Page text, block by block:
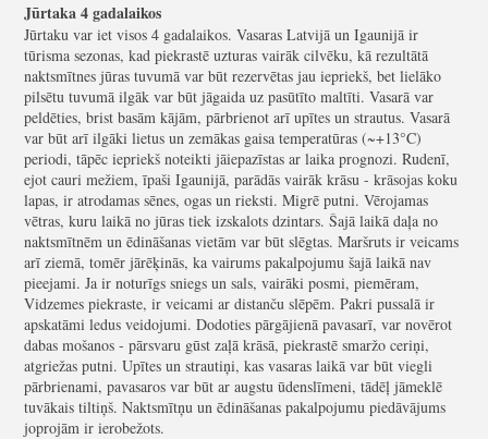
Jūrtaka 4 gadalaikos
Jūrtaku var iet visos 4 gadalaikos. Vasaras Latvijā un Igaunijā ir
tūrisma sezonas, kad piekrastē uzturas vairāk cilvēku, kā rezultātā
naktsmītnes jūras tuvumā var būt rezervētas jau iepriekš, bet lielāko
pilsētu tuvumā ilgāk var būt jāgaida uz pasūtīto maltīti. Vasarā var
peldēties, brist basām kājām, pārbrienot arī upītes un strautus. Vasarā
var būt arī ilgāki lietus un zemākas gaisa temperatūras (~+13°C)
periodi, tāpēc iepriekš noteikti jāiepazīstas ar laika prognozi. Rudenī,
ejot cauri mežiem, īpaši Igaunijā, parādās vairāk krāsu - krāsojas koku
lapas, ir atrodamas sēnes, ogas un rieksti. Migrē putni. Vērojamas
vētras, kuru laikā no jūras tiek izskalots dzintars. Šajā laikā daļa no
naktsmītnēm un ēdināšanas vietām var būt slēgtas. Maršruts ir veicams
arī ziemā, tomēr jārēķinās, ka vairums pakalpojumu šajā laikā nav
pieejami. Ja ir noturīgs sniegs un sals, vairāki posmi, piemēram,
Vidzemes piekraste, ir veicami ar distanču slēpēm. Pakri pussalā ir
apskatāmi ledus veidojumi. Dodoties pārgājienā pavasarī, var novērot
dabas mošanos - pārsvaru gūst zaļā krāsā, piekrastē smaržo ceriņi,
atgriežas putni. Upītes un strautiņi, kas vasaras laikā var būt viegli
pārbrienami, pavasaros var būt ar augstu ūdenslīmeni, tādēļ jāmeklē
tuvākais tiltiņš. Naktsmītņu un ēdināšanas pakalpojumu piedāvājums
joprojām ir ierobežots.